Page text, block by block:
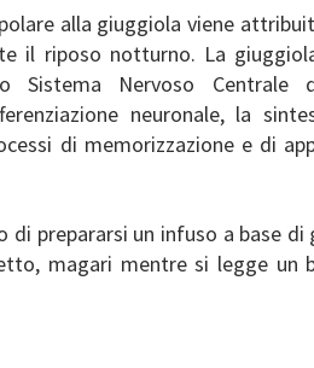
alla giuggiola viene
il riposo notturno. La
Nervoso Centrale
neuronale, la
di memorizzazione e di
di prepararsi un infuso a base di
magari mentre si legge un